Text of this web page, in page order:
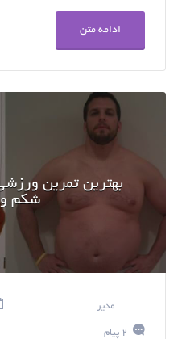
ادامه متن
بهترین تمرین
شکم و
مدیر
2 پیام